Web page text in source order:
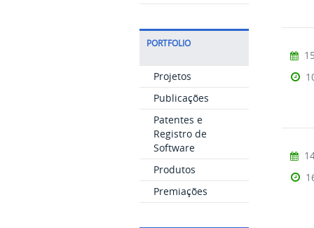
PORTFOLIO
Projetos
Publicações
Patentes e
Registro de
Software
Produtos
Premiações